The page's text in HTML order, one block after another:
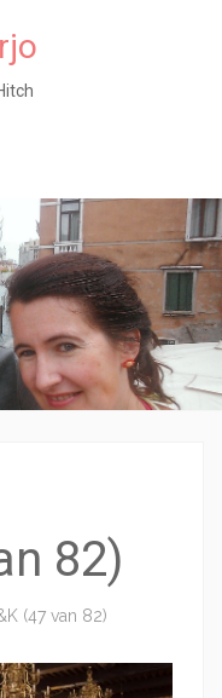
82)
(47 van 82)